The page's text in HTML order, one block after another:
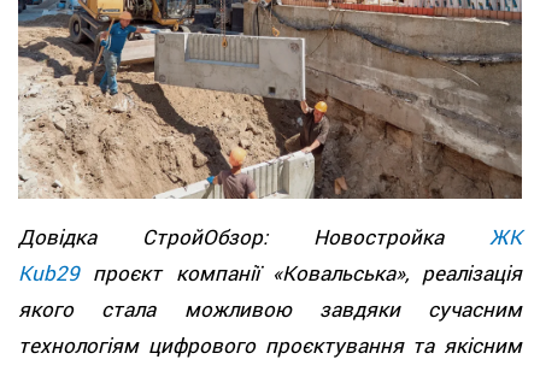
Довідка СтройОбзор: Новостройка ЖК
Kub29проєкт компанії «Ковальська», реалізація
якого стала можливою завдяки сучасним
технологіям цифрового проєктування та якісним